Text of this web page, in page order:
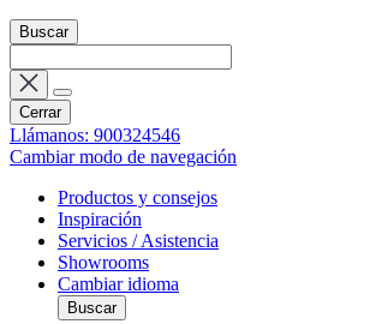
Buscar
Cerrar
Llámanos: 900324546
Cambiar modo de navegación
Productos y consejos
Inspiración
Servicios / Asistencia
Showrooms
Cambiar idioma
Buscar